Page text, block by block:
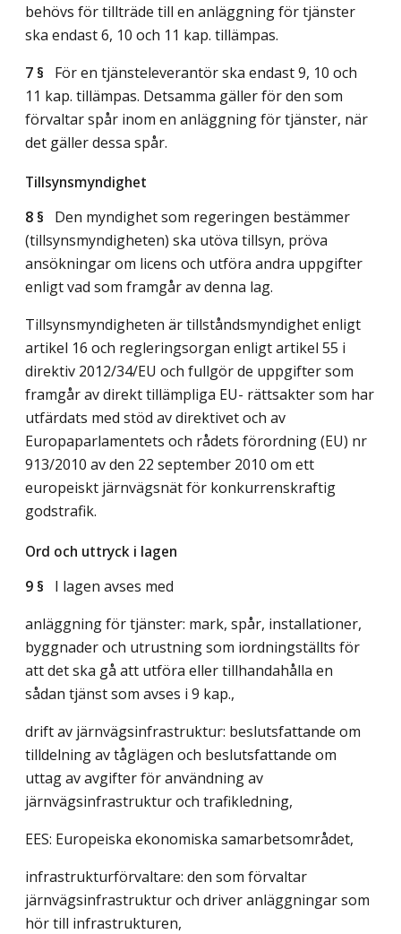
behövs för tillträde till en anläggning för tjänster
ska endast 6, 10 och 11 kap. tillämpas.
7 § För en tjänsteleverantör ska endast 9, 10 och
11 kap. tillämpas. Detsamma gäller för den som
förvaltar spår inom en anläggning för tjänster, när
det gäller dessa spår.
Tillsynsmyndighet
8 § Den myndighet som regeringen bestämmer
(tillsynsmyndigheten) ska utöva tillsyn, pröva
ansökningar om licens och utföra andra uppgifter
enligt vad som framgår av denna lag.
Tillsynsmyndigheten är tillståndsmyndighet enligt
artikel 16 och regleringsorgan enligt artikel 55 i
direktiv 2012/34/EU och fullgör de uppgifter som
framgår av direkt tillämpliga EU- rättsakter som har
utfärdats med stöd av direktivet och av
Europaparlamentets och rådets förordning (EU) nr
913/2010 av den 22 september 2010 om ett
europeiskt järnvägsnät för konkurrenskraftig
godstrafik.
Ord och uttryck i lagen
9 § I lagen avses med
anläggning för tjänster: mark, spår, installationer,
byggnader och utrustning som iordningställts för
att det ska gå att utföra eller tillhandahålla en
sådan tjänst som avses i 9 kap.,
drift av järnvägsinfrastruktur: beslutsfattande om
tilldelning av tåglägen och beslutsfattande om
uttag av avgifter för användning av
järnvägsinfrastruktur och trafikledning,
EES: Europeiska ekonomiska samarbetsområdet,
infrastrukturförvaltare: den som förvaltar
järnvägsinfrastruktur och driver anläggningar som
hör till infrastrukturen,